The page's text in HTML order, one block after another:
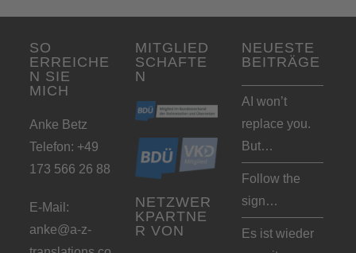
SO
ERREICHE
N SIE
MICH
Anke Betz
Telefon: +49
173 566 26 88
E-Mail:
anke@a-z-
MITGLIED
SCHAFTE
N
NETZWER
KPARTNE
R VON
NEUESTE
BEITRÄGE
AI won’t
replace you.
But…
Follow the
sign…
Es ist wieder